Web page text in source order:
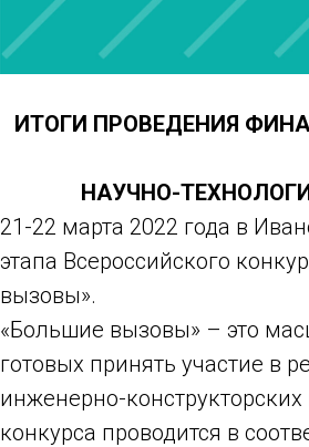
ИТОГИ ПРОВЕДЕНИЯ
НАУЧНО-
21-22 марта 2022 года в
этапа Всероссийского
вызовы».
«Большие вызовы» – это
готовых принять участие в
инженерно-
конкурса проводится в